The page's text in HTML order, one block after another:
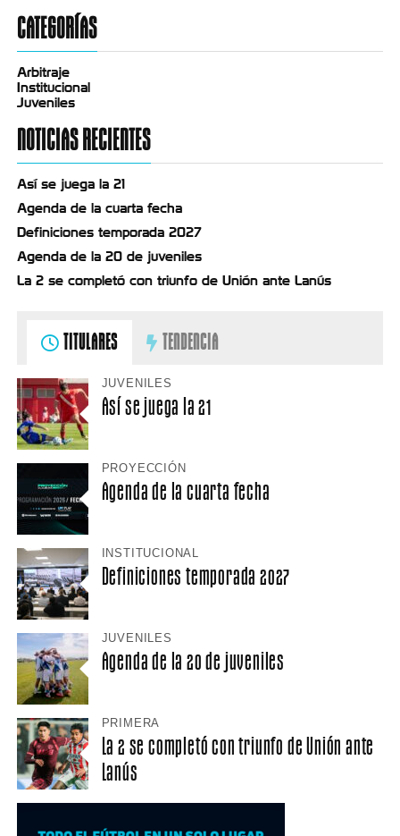
CATEGORÍAS
Arbitraje
Institucional
Juveniles
NOTICIAS RECIENTES
Así se juega la 21
Agenda de la cuarta fecha
Definiciones temporada 2027
Agenda de la 20 de juveniles
La 2 se completó con triunfo de Unión ante Lanús
TITULARES TENDENCIA
JUVENILES
Así se juega la 21
PROYECCIÓN
Agenda de la cuarta fecha
INSTITUCIONAL
Definiciones temporada 2027
JUVENILES
Agenda de la 20 de juveniles
PRIMERA
La 2 se completó con triunfo de Unión ante
Lanús